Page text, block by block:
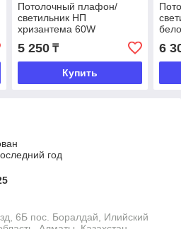
Потолочный плафон/
светильник НП
хризантема 60W
PROSVET
5 250₸
Купить
6
год
6Б пос. Боралдай, Илийский